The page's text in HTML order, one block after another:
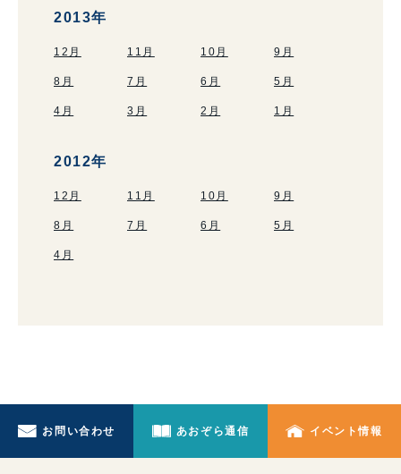
2013年
12月 11月 10月 9月
8月 7月 6月 5月
4月 3月 2月 1月
2012年
12月 11月 10月 9月
8月 7月 6月 5月
4月
お問い合わせ あおぞら通信 イベント情報